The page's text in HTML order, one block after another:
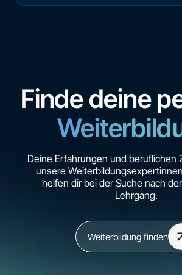
Finde deine
Deine Erfahrungen und beruflichen
unsere
helfen dir bei der Suche nach
Lehrgang.
Weiterbildung finden